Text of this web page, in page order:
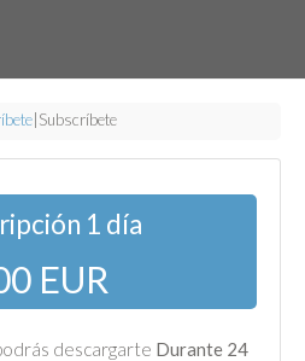
Subscríbete
1 día
EUR
descargarte Durante 24